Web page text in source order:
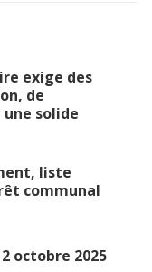
exige des
de
solide
liste
communal
octobre 2025